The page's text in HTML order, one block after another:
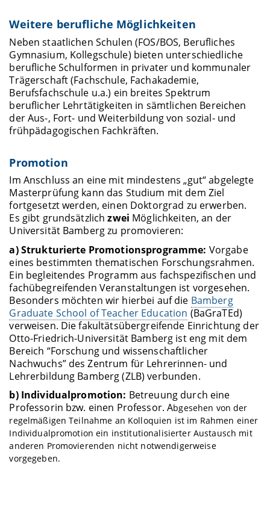
Weitere berufliche Möglichkeiten
Neben staatlichen Schulen (FOS/BOS, Berufliches
Gymnasium, Kollegschule) bieten unterschiedliche
berufliche Schulformen in privater und kommunaler
Trägerschaft (Fachschule, Fachakademie,
Berufsfachschule u.a.) ein breites Spektrum
beruflicher Lehrtätigkeiten in sämtlichen Bereichen
der Aus-, Fort- und Weiterbildung von sozial- und
frühpädagogischen Fachkräften.
Promotion
Im Anschluss an eine mit mindestens „gut“ abgelegte
Masterprüfung kann das Studium mit dem Ziel
fortgesetzt werden, einen Doktorgrad zu erwerben.
Es gibt grundsätzlich zwei Möglichkeiten, an der
Universität Bamberg zu promovieren:
a) Strukturierte Promotionsprogramme: Vorgabe
eines bestimmten thematischen Forschungsrahmen.
Ein begleitendes Programm aus fachspezifischen und
fachübegreifenden Veranstaltungen ist vorgesehen.
Besonders möchten wir hierbei auf die Bamberg
Graduate School of Teacher Education (BaGraTEd)
verweisen. Die fakultätsübergreifende Einrichtung der
Otto-Friedrich-Universität Bamberg ist eng mit dem
Bereich “Forschung und wissenschaftlicher
Nachwuchs” des Zentrum für Lehrerinnen- und
Lehrerbildung Bamberg (ZLB) verbunden.
b) Individualpromotion: Betreuung durch eine
Professorin bzw. einen Professor. Abgesehen von der
regelmäßigen Teilnahme an Kolloquien ist im Rahmen einer
Individualpromotion ein institutionalisierter Austausch mit
anderen Promovierenden nicht notwendigerweise
vorgegeben.